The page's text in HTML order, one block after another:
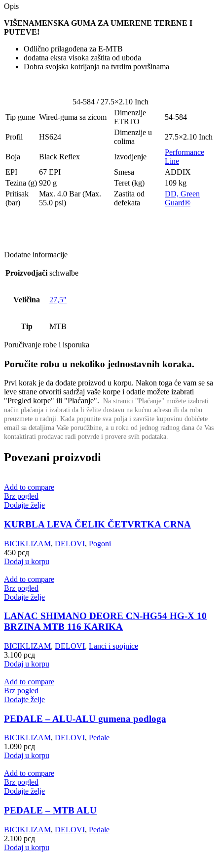
Opis
VIŠENAMENSKA GUMA ZA UMERENE TERENE I
PUTEVE!
Odlično prilagođena za E-MTB
dodatna eksra visoka zaštita od uboda
Dobra svojska kotrljanja na tvrdim površinama
54-584 / 27.5×2.10 Inch
Tip gume Wired-guma sa zicom
Dimenzije
ETRTO
54-584
Profil HS624
Dimenzije u
colima
27.5×2.10 Inch
Boja Black Reflex Izvodjenje
Performance
Line
EPI
67 EPI Smesa
ADDIX
Tezina (g) 920 g Teret (kg)
109 kg
Pritisak
(bar)
Max. 4.0 Bar (Max.
55.0 psi)
Zastita od
defekata
DD, Green
Guard®
Dodatne informacije
Proizvodjači schwalbe
Veličina 27,5"
Tip MTB
Poručivanje robe i isporuka
Poručite robu u nekoliko jednostavnih koraka.
Prvi korak je da dodate proizvod u korpu. Nakon toga će vam se sa
leve strane otvoriti sadržaj vaše korpe i odatle možete izabrati
"Pregled korpe" ili "Plaćanje". Na stranici "Plaćanje" možete izabrati
način plaćanja i izabrati da li želite dostavu na kućnu adresu ili da robu
preuzmete u radnji. Kada popunite sva polja i završite kupovinu dobićete
email sa detaljima Vaše porudžbine, a u roku od jednog radnog dana će Vas
kontaktirati prodavac radi potvrde i provere svih podataka.
Povezani proizvodi
Add to compare
Brz pogled
Dodajte želje
KURBLA LEVA ČELIK ČETVRTKA CRNA
BICIKLIZAM, DELOVI, Pogoni
450 рсд
Dodaj u korpu
Add to compare
Brz pogled
Dodajte želje
LANAC SHIMANO DEORE CN-HG54 HG-X 10
BRZINA MTB 116 KARIKA
BICIKLIZAM, DELOVI, Lanci i spojnice
3.100 рсд
Dodaj u korpu
Add to compare
Brz pogled
Dodajte želje
PEDALE – ALU-ALU gumena podloga
BICIKLIZAM, DELOVI, Pedale
1.090 рсд
Dodaj u korpu
Add to compare
Brz pogled
Dodajte želje
PEDALE – MTB ALU
BICIKLIZAM, DELOVI, Pedale
2.100 рсд
Dodaj u korpu